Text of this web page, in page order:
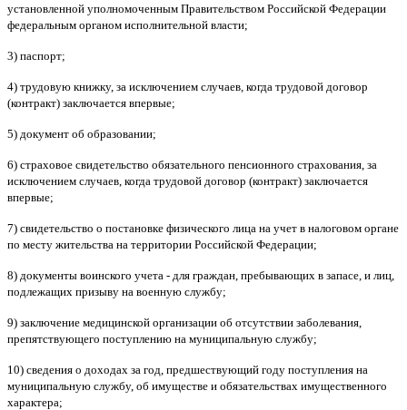
установленной уполномоченным Правительством Российской Федерации
федеральным органом исполнительной власти;
3) паспорт;
4) трудовую книжку, за исключением случаев, когда трудовой договор
(контракт) заключается впервые;
5) документ об образовании;
6) страховое свидетельство обязательного пенсионного страхования, за
исключением случаев, когда трудовой договор (контракт) заключается
впервые;
7) свидетельство о постановке физического лица на учет в налоговом органе
по месту жительства на территории Российской Федерации;
8) документы воинского учета - для граждан, пребывающих в запасе, и лиц,
подлежащих призыву на военную службу;
9) заключение медицинской организации об отсутствии заболевания,
препятствующего поступлению на муниципальную службу;
10) сведения о доходах за год, предшествующий году поступления на
муниципальную службу, об имуществе и обязательствах имущественного
характера;